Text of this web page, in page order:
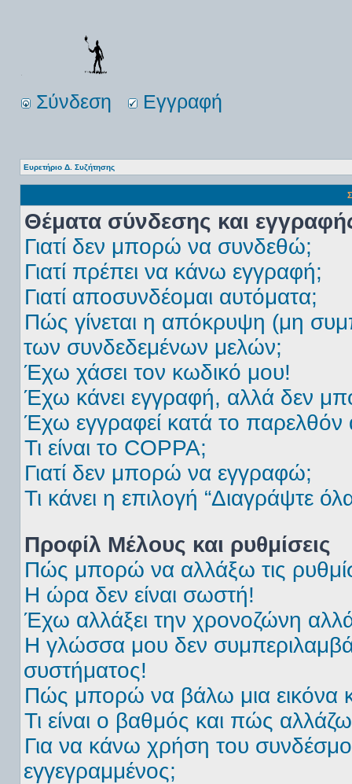
Σύνδεση Εγγραφή
Ευρετήριο Δ. Συζήτησης
Θέματα σύνδεσης και
Γιατί δεν μπορώ να συνδεθώ;
Γιατί πρέπει να κάνω εγγραφή;
Γιατί αποσυνδέομαι αυτόματα;
Πώς γίνεται η απόκρυψη (μη
των συνδεδεμένων μελών;
Έχω χάσει τον κωδικό μου!
Έχω κάνει εγγραφή, αλλά δεν
Έχω εγγραφεί κατά το
Τι είναι το COPPA;
Γιατί δεν μπορώ να εγγραφώ;
Τι κάνει η επιλογή “Διαγράψτε
Προφίλ Μέλους και ρυθμίσεις
Πώς μπορώ να αλλάξω τις
Η ώρα δεν είναι σωστή!
Έχω αλλάξει την χρονοζώνη
Η γλώσσα μου δεν
συστήματος!
Πώς μπορώ να βάλω μια εικόνα
Τι είναι ο βαθμός και πώς
Για να κάνω χρήση του
εγγεγραμμένος;